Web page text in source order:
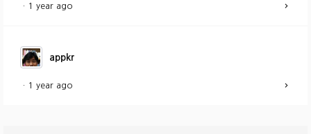
· 1 year ago
appkr
· 1 year ago